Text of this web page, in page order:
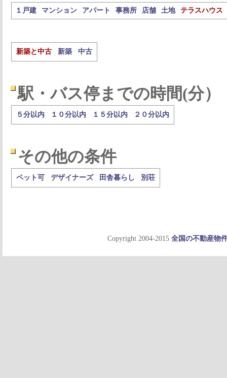
１戸建 マンション アパート 事務所 店舗 土地 テラスハウス
新築と中古 新築 中古
駅・バス停までの時間(分）
５分以内 １０分以内 １５分以内 ２０分以内
その他の条件
ペット可 デザイナーズ 田舎暮らし 別荘
Copyright 2004-2015 全国の不動産物